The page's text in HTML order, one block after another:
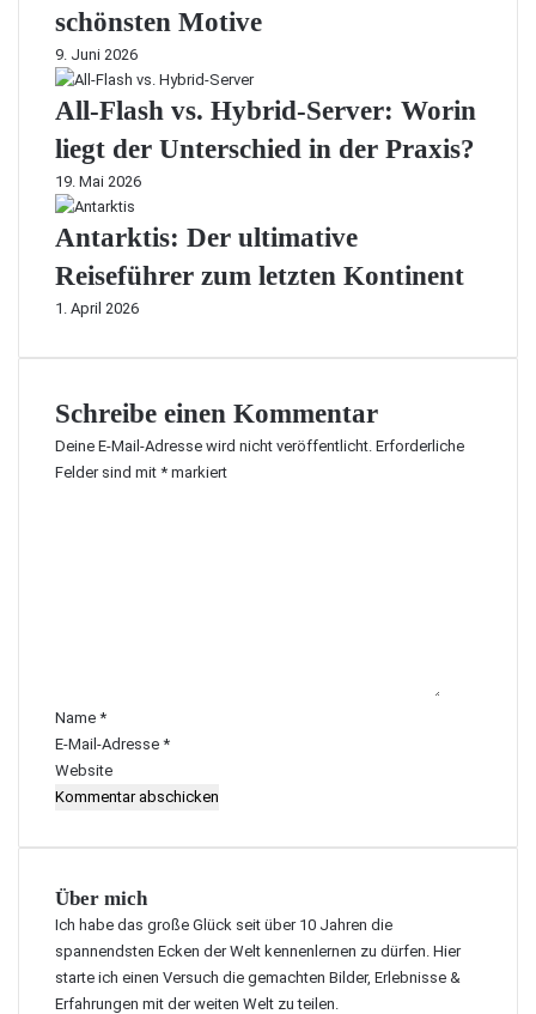
schönsten Motive
9. Juni 2026
All-Flash vs. Hybrid-Server: Worin
liegt der Unterschied in der Praxis?
19. Mai 2026
Antarktis: Der ultimative
Reiseführer zum letzten Kontinent
1. April 2026
Schreibe einen Kommentar
Deine E-Mail-Adresse wird nicht veröffentlicht. Erforderliche
Felder sind mit * markiert
r
*
Name *
E-Mail-Adresse *
Website
Über mich
Ich habe das große Glück seit über 10 Jahren die
spannendsten Ecken der Welt kennenlernen zu dürfen. Hier
starte ich einen Versuch die gemachten Bilder, Erlebnisse &
Erfahrungen mit der weiten Welt zu teilen.